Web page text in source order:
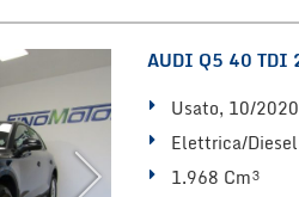
AUDI Q5 40 TDI
Usato, 10/2020
Elettrica/Diesel
1.968 Cm³